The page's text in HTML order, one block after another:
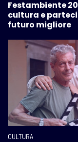
Festambiente
cultura e
futuro migliore
CULTURA